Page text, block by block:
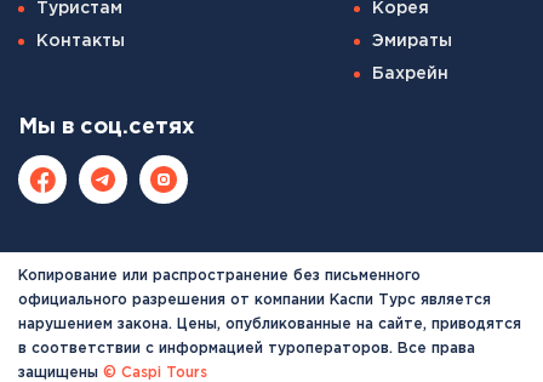
Туристам
Контакты
Корея
Эмираты
Бахрейн
Мы в соц.сетях
Копирование или распространение без письменного
официального разрешения от компании Каспи Турс является
нарушением закона. Цены, опубликованные на сайте, приводятся
в соответствии с информацией туроператоров. Все права
защищены © Caspi Tours